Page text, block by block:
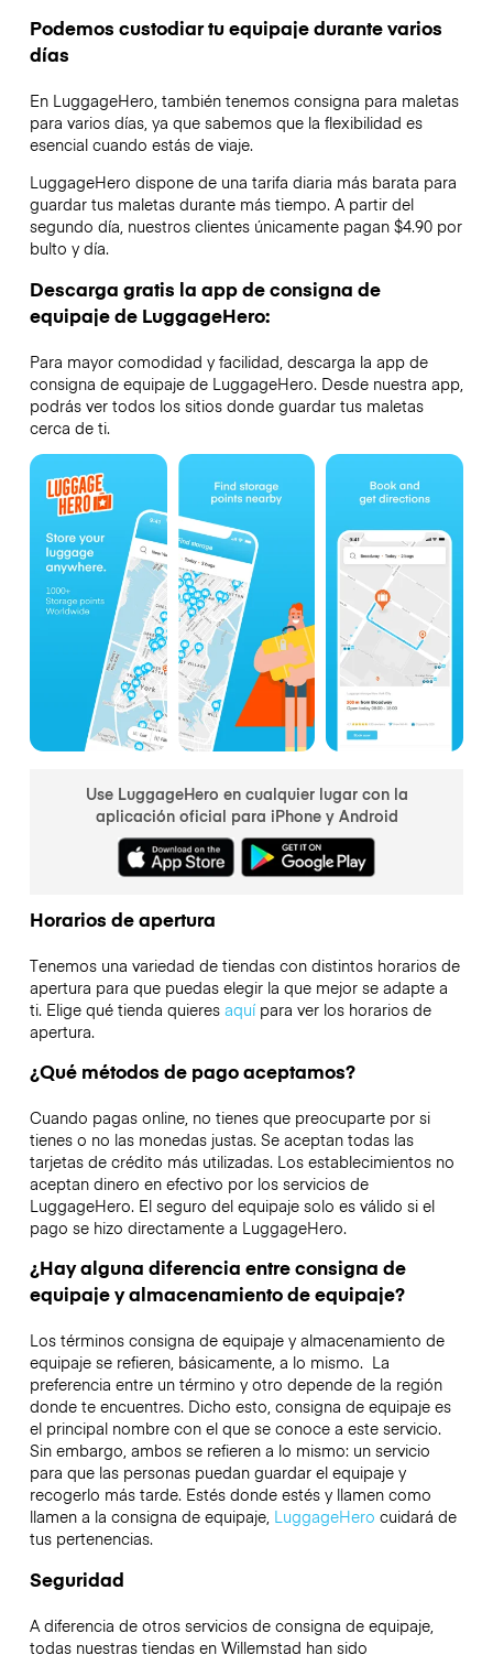
Podemos custodiar tu equipaje durante varios
días
En LuggageHero, también tenemos consigna para maletas
para varios días, ya que sabemos que la flexibilidad es
esencial cuando estás de viaje.
LuggageHero dispone de una tarifa diaria más barata para
guardar tus maletas durante más tiempo. A partir del
segundo día, nuestros clientes únicamente pagan $4.90 por
bulto y día.
Descarga gratis la app de consigna de
equipaje de LuggageHero:
Para mayor comodidad y facilidad, descarga la app de
consigna de equipaje de LuggageHero. Desde nuestra app,
podrás ver todos los sitios donde guardar tus maletas
cerca de ti.
Use LuggageHero en cualquier lugar con la
aplicación oficial para iPhone y Android
Horarios de apertura
Tenemos una variedad de tiendas con distintos horarios de
apertura para que puedas elegir la que mejor se adapte a
ti. Elige qué tienda quieres aquípara ver los horarios de
apertura.
¿Qué métodos de pago aceptamos?
Cuando pagas online, no tienes que preocuparte por si
tienes o no las monedas justas. Se aceptan todas las
tarjetas de crédito más utilizadas. Los establecimientos no
aceptan dinero en efectivo por los servicios de
LuggageHero. El seguro del equipaje solo es válido si el
pago se hizo directamente a LuggageHero.
¿Hay alguna diferencia entre consigna de
equipaje y almacenamiento de equipaje?
Los términos consigna de equipaje y almacenamiento de
equipaje se refieren, básicamente, a lo mismo. La
preferencia entre un término y otro depende de la región
donde te encuentres. Dicho esto, consigna de equipaje es
el principal nombre con el que se conoce a este servicio.
Sin embargo, ambos se refieren a lo mismo: un servicio
para que las personas puedan guardar el equipaje y
recogerlo más tarde. Estés donde estés y llamen como
llamen a la consigna de equipaje,LuggageHero cuidará de
tus pertenencias.
Seguridad
A diferencia de otros servicios de consigna de equipaje,
todas nuestras tiendas en Willemstad han sido